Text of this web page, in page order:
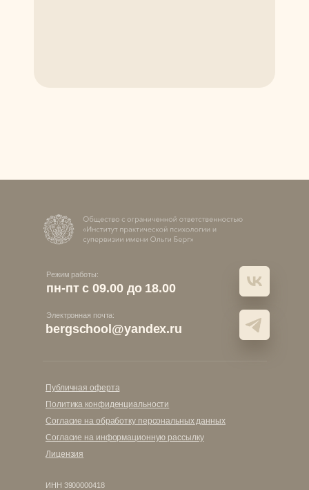
Режим работы:
пн-пт с 09.00 до 18.00
Электронная почта:
bergschool@yandex.ru
Публичная оферта
Политика конфиденциальности
Согласие на обработку персональных данных
Согласие на информационную рассылку
Лицензия
ИНН 3900000418